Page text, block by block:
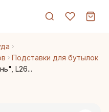
Подставки для бутылок
L26...